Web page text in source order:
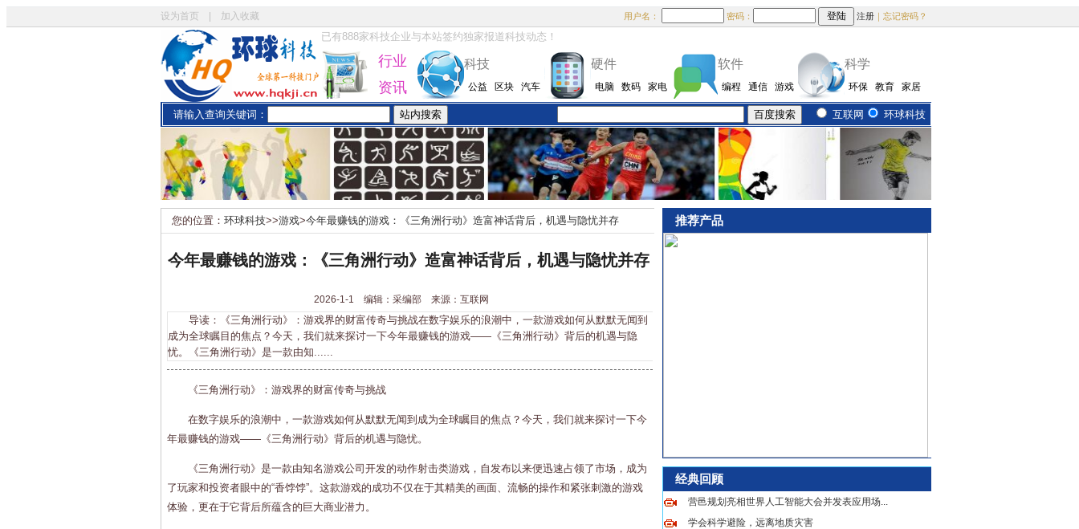
设为首页 加入收藏 用户名： 密码： 注册 ｜忘记密码？
已有888家科技企业与本站签约独家报道科技动态！
行业
资讯
科技
公益 区块 汽车
硬件
电脑 数码 家电
软件
编程 通信 游戏
科学
环保 教育 家居
请输入查询关键词： 互联网 环球科技
您的位置： 环球科技>>游戏>今年最赚钱的游戏：《三角洲行动》造富神话背后，机遇与隐忧并存
今年最赚钱的游戏：《三角洲行动》造富神话背后，机遇与隐忧并存
2026-1-1 编辑：采编部 来源：互联网
导读：《三角洲行动》：游戏界的财富传奇与挑战在数字娱乐的浪潮中，一款游戏如何从默默无闻到
成为全球瞩目的焦点？今天，我们就来探讨一下今年最赚钱的游戏——《三角洲行动》背后的机遇与隐
忧。《三角洲行动》是一款由知......
《三角洲行动》：游戏界的财富传奇与挑战
在数字娱乐的浪潮中，一款游戏如何从默默无闻到成为全球瞩目的焦点？今天，我们就来探讨一下今
年最赚钱的游戏——《三角洲行动》背后的机遇与隐忧。
《三角洲行动》是一款由知名游戏公司开发的动作射击类游戏，自发布以来便迅速占领了市场，成为
了玩家和投资者眼中的“香饽饽”。这款游戏的成功不仅在于其精美的画面、流畅的操作和紧张刺激的游戏
体验，更在于它背后所蕴含的巨大商业潜力。
推荐产品
经典回顾
营邑规划亮相世界人工智能大会并发表应用场...
学会科学避险，远离地质灾害